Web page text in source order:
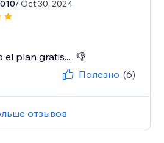
/ Oct 30, 2024
plan gratis..... 👎
Полезно (6)
отзывов